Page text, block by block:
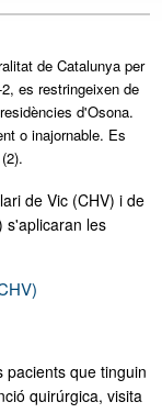
de Catalunya per
es restringeixen de
d'Osona.
o inajornable. Es
de Vic (CHV) i de
s'aplicaran les
pacients que tinguin
quirúrgica, visita